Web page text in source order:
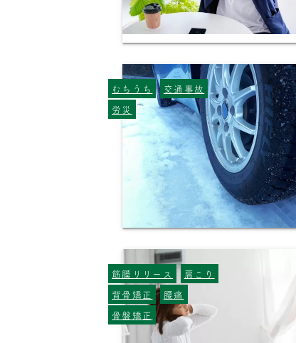
むちうち
交通事故
労災
筋膜リリース
肩こり
背骨矯正
腰痛
骨盤矯正